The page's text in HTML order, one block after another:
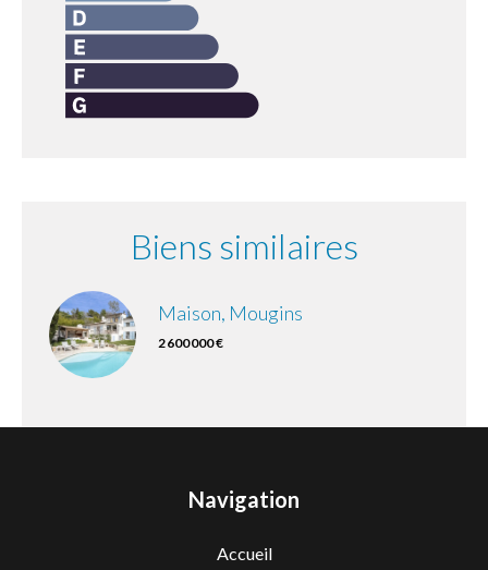
Biens similaires
Maison, Mougins
2 600 000 €
Navigation
Accueil